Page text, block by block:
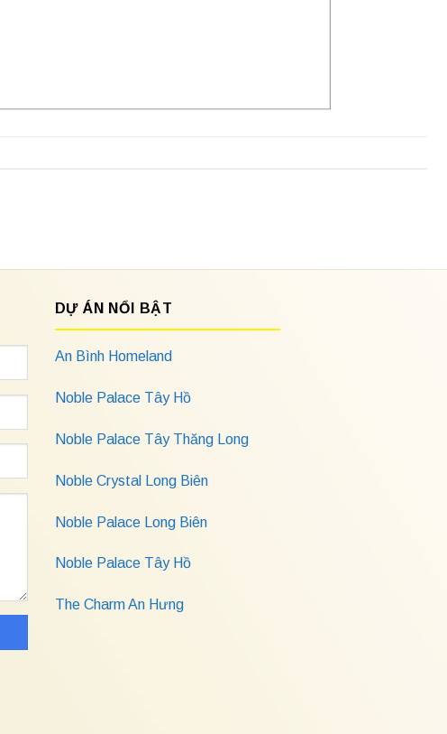
DỰ ÁN NỔI BẬT
An Bình Homeland
Noble Palace Tây Hồ
Noble Palace Tây Thăng Long
Noble Crystal Long Biên
Noble Palace Long Biên
Noble Palace Tây Hồ
The Charm An Hưng